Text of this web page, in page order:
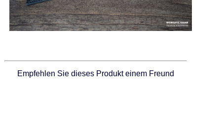
Empfehlen Sie dieses Produkt einem Freund